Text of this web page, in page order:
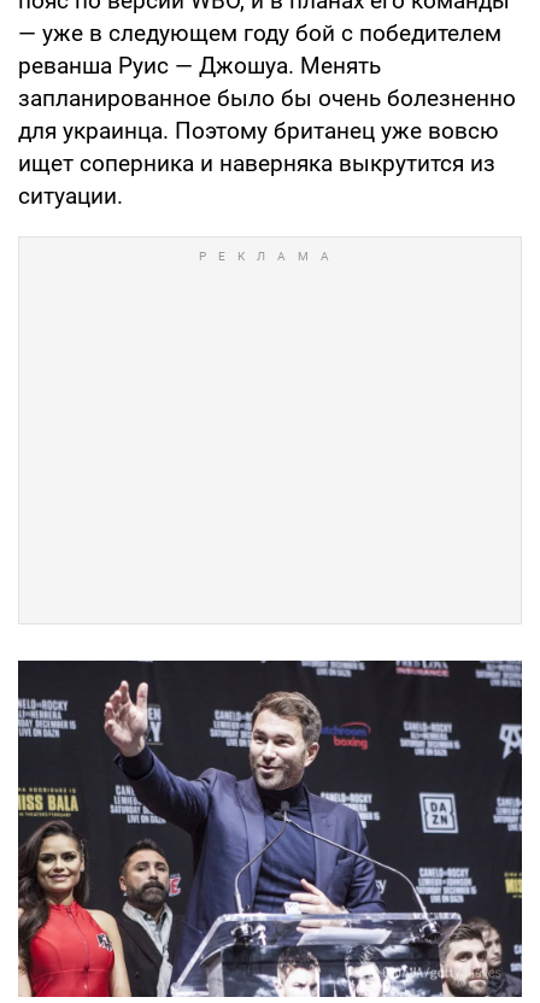
— уже в следующем году бой с победителем
реванша Руис — Джошуа. Менять
запланированное было бы очень болезненно
для украинца. Поэтому британец уже вовсю
ищет соперника и наверняка выкрутится из
ситуации.